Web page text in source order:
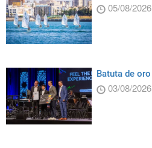
05/08/2026
Batuta de oro
03/08/2026